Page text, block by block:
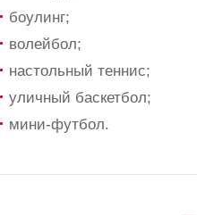
боулинг;
волейбол;
настольный теннис;
уличный баскетбол;
мини-футбол.